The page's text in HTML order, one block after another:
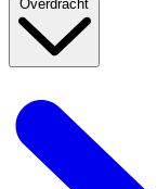
Overdracht